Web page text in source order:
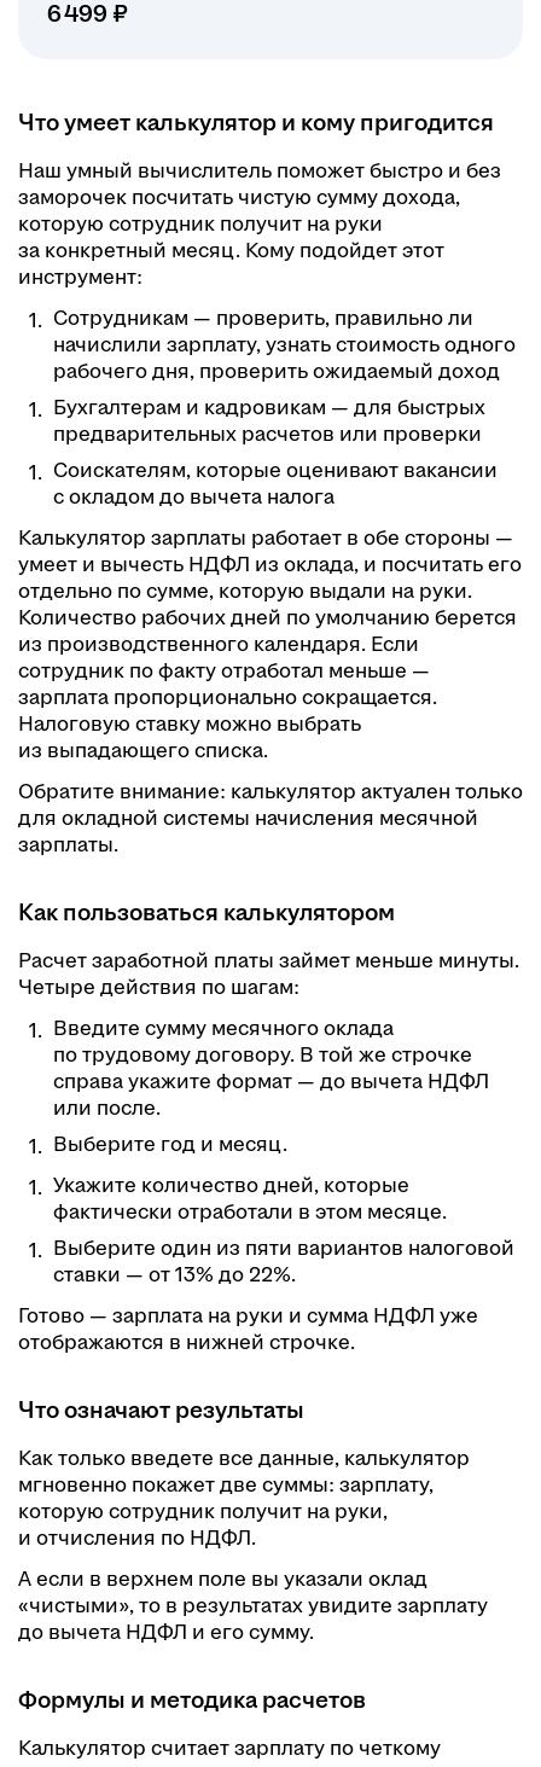
6 499 ₽
Что умеет калькулятор и кому пригодится
Наш умный вычислитель поможет быстро и без
заморочек посчитать чистую сумму дохода,
которую сотрудник получит на руки
за конкретный месяц. Кому подойдет этот
инструмент:
Сотрудникам — проверить, правильно ли
начислили зарплату, узнать стоимость одного
рабочего дня, проверить ожидаемый доход
Бухгалтерам и кадровикам — для быстрых
предварительных расчетов или проверки
Соискателям, которые оценивают вакансии
с окладом до вычета налога
Калькулятор зарплаты работает в обе стороны —
умеет и вычесть НДФЛ из оклада, и посчитать его
отдельно по сумме, которую выдали на руки.
Количество рабочих дней по умолчанию берется
из производственного календаря. Если
сотрудник по факту отработал меньше —
зарплата пропорционально сокращается.
Налоговую ставку можно выбрать
из выпадающего списка.
Обратите внимание: калькулятор актуален только
для окладной системы начисления месячной
зарплаты.
Как пользоваться калькулятором
Расчет заработной платы займет меньше минуты.
Четыре действия по шагам:
Введите сумму месячного оклада
по трудовому договору. В той же строчке
справа укажите формат — до вычета НДФЛ
или после.
Выберите год и месяц.
Укажите количество дней, которые
фактически отработали в этом месяце.
Выберите один из пяти вариантов налоговой
ставки — от 13% до 22%.
Готово — зарплата на руки и сумма НДФЛ уже
отображаются в нижней строчке.
Что означают результаты
Как только введете все данные, калькулятор
мгновенно покажет две суммы: зарплату,
которую сотрудник получит на руки,
и отчисления по НДФЛ.
А если в верхнем поле вы указали оклад
«чистыми», то в результатах увидите зарплату
до вычета НДФЛ и его сумму.
Формулы и методика расчетов
Калькулятор считает зарплату по четкому